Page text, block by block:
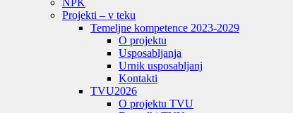
NPK
Projekti – v teku
Temeljne kompetence 2023-2029
O projektu
Usposabljanja
Urnik usposabljanj
Kontakti
TVU2026
O projektu TVU